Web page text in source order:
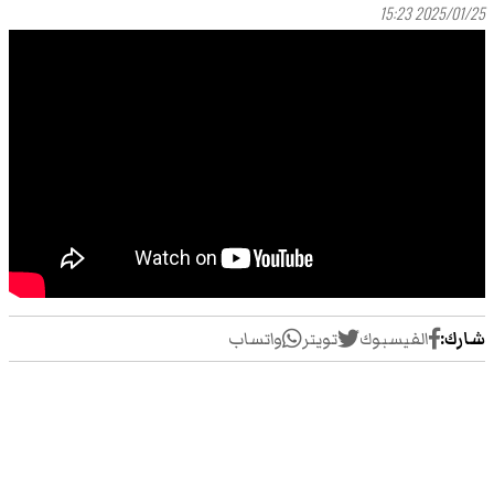
2025/01/25 15:23
شارك: الفيسبوك تويتر واتساب